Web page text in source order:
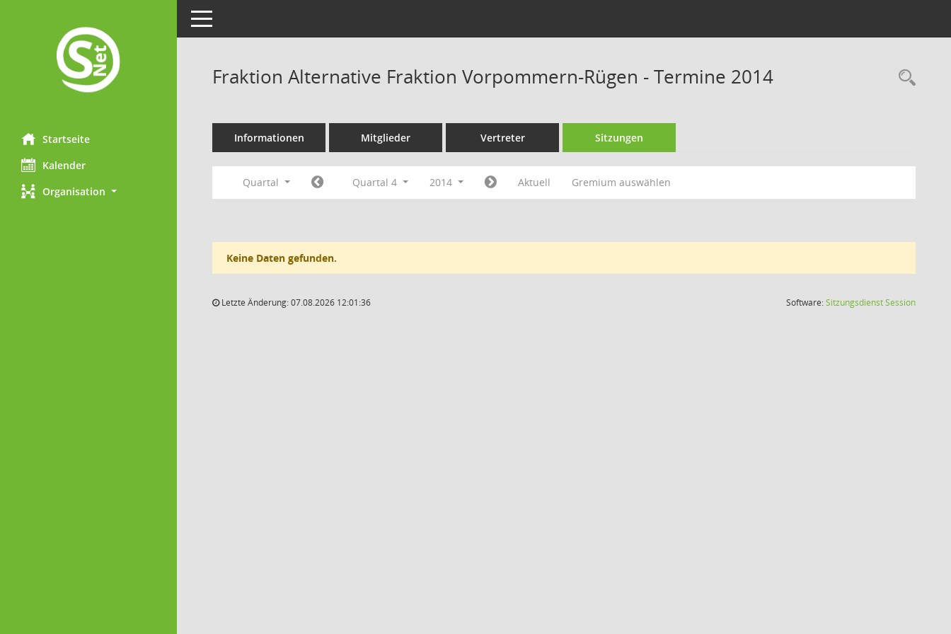
Startseite
Kalender
Organisation
Toggle navigation
Fraktion Alternative Fraktion Vorpommern-Rügen - Termine 2014
Informationen Mitglieder Vertreter Sitzungen
Quartal Quartal 4 2014 Aktuell Gremium auswählen
Keine Daten gefunden.
Letzte Änderung: 07.08.2026 12:01:36 Software:SitzungsdienstSession(Wird in